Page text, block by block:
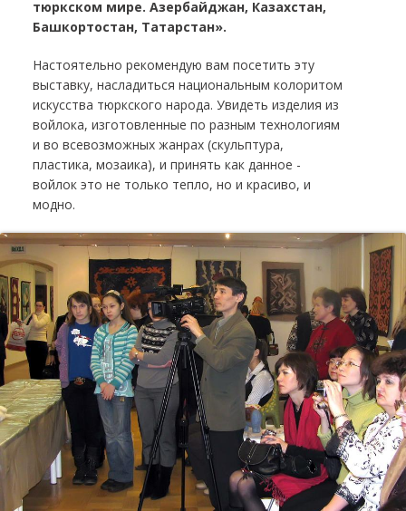
тюркском мире. Азербайджан, Казахстан,
Башкортостан, Татарстан».
Настоятельно рекомендую вам посетить эту
выставку, насладиться национальным колоритом
искусства тюркского народа. Увидеть изделия из
войлока, изготовленные по разным технологиям
и во всевозможных жанрах (скульптура,
пластика, мозаика), и принять как данное ­-
войлок это не только тепло, но и красиво, и
модно.